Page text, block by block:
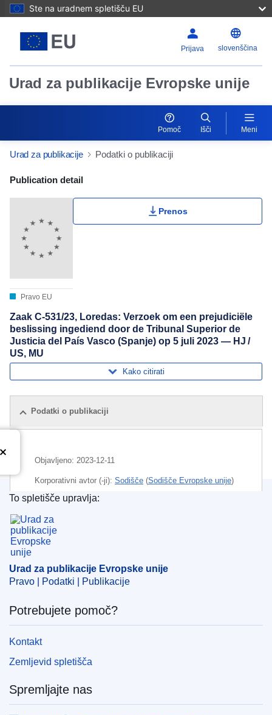
Ste na uradnem spletišču EU
Prijava slovenščina
Urad za publikacije Evropske unije
Pomoč Išči Meni
Urad za publikacije Podatki o publikaciji
Publication Detail Actions Portlet
Publication detail
Pravo EU
Prenos
Zaak C-531/23, Loredas: Verzoek om een prejudiciële
beslissing ingediend door de Tribunal Superior de
Justicia del País Vasco (Spanje) op 5 juli 2023 — HJ /
US, MU
Kako citirati
Podatki o publikaciji
Objavljeno: 2023-12-11
Korporativni avtor (-ji): Sodišče (Sodišče Evropske unije)
spolov
CELEX : 62023CN0531
OJ : C_202301284
Urad za publikacije Evropske unije
To spletišče upravlja:
Urad za publikacije Evropske unije
Pravo | Podatki | Publikacije
Potrebujete pomoč?
Kontakt
Zemljevid spletišča
Spremljajte nas